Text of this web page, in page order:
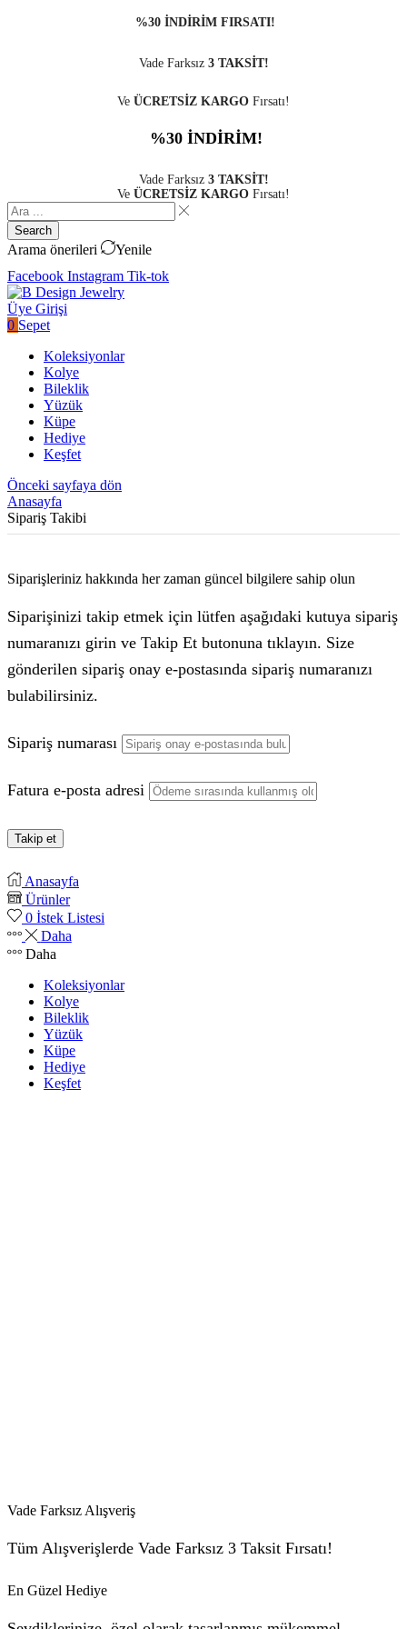
%30 İNDİRİM FIRSATI!
Vade Farksız 3 TAKSİT!
Ve ÜCRETSİZ KARGO Fırsatı!
%30 İNDİRİM!
Vade Farksız 3 TAKSİT!
Ve ÜCRETSİZ KARGO Fırsatı!
Search
Arama önerileri
Yenile
Facebook Instagram Tik-tok
Üye Girişi
0 Sepet
Koleksiyonlar
Kolye
Bileklik
Yüzük
Küpe
Hediye
Keşfet
Önceki sayfaya dön
Anasayfa
Sipariş Takibi
Siparişleriniz hakkında her zaman güncel bilgilere sahip olun
Siparişinizi takip etmek için lütfen aşağıdaki kutuya sipariş
numaranızı girin ve Takip Et butonuna tıklayın. Size
gönderilen sipariş onay e-postasında sipariş numaranızı
bulabilirsiniz.
Sipariş numarası
Fatura e-posta adresi
Takip et
Anasayfa
Ürünler
0 İstek Listesi
Daha
Daha
Koleksiyonlar
Kolye
Bileklik
Yüzük
Küpe
Hediye
Keşfet
Vade Farksız Alışveriş
Tüm Alışverişlerde Vade Farksız 3 Taksit Fırsatı!
En Güzel Hediye